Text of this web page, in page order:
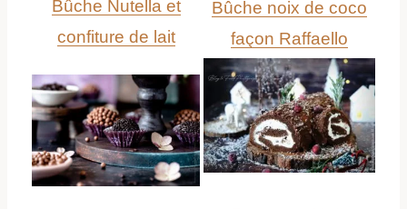
Bûche Nutella et
confiture de lait
Bûche noix de coco
façon Raffaello